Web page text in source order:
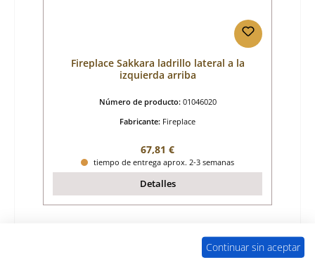
Fireplace Sakkara ladrillo lateral a la
izquierda arriba
Número de producto: 01046020
Fabricante: Fireplace
Precio normal:
67,81 €
tiempo de entrega aprox. 2-3 semanas
Detalles
Continuar sin aceptar